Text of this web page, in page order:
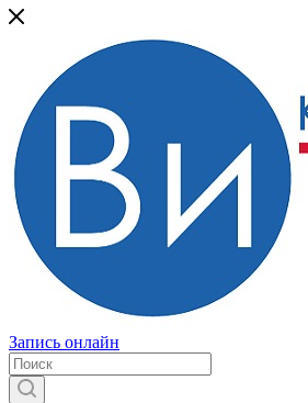
Запись онлайн